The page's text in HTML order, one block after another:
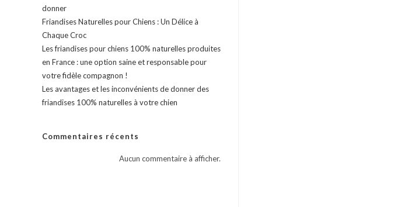
donner
Friandises Naturelles pour Chiens : Un Délice à
Chaque Croc
Les friandises pour chiens 100% naturelles produites
en France : une option saine et responsable pour
votre fidèle compagnon !
Les avantages et les inconvénients de donner des
friandises 100% naturelles à votre chien
Commentaires récents
Aucun commentaire à afficher.